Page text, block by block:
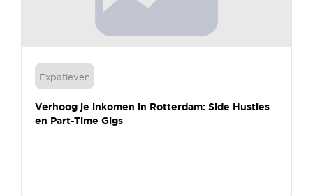
Expatleven
Verhoog je inkomen in Rotterdam: Side Hustles
en Part-Time Gigs